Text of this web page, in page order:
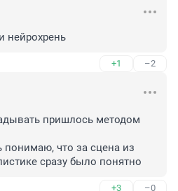
нейроxpeнь
+1 –2
пришлось методом
понимаю, что за сцена из
сразу было понятно
+3 –0